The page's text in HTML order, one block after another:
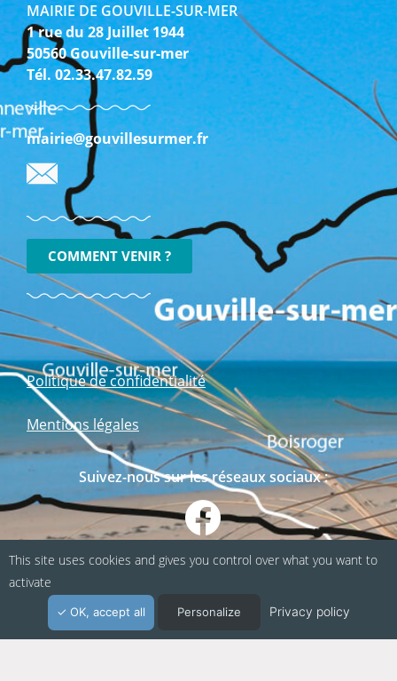
MAIRIE DE GOUVILLE-SUR-MER
1 rue du 28 Juillet 1944
50560 Gouville-sur-mer
Tél. 02.33.47.82.59
mairie@gouvillesurmer.fr
COMMENT VENIR ?
Politique de confidentialité
Mentions légales
Suivez-nous sur les réseaux sociaux :
This site uses cookies and gives you control over what you want to
activate
OK, accept all Personalize Privacy policy